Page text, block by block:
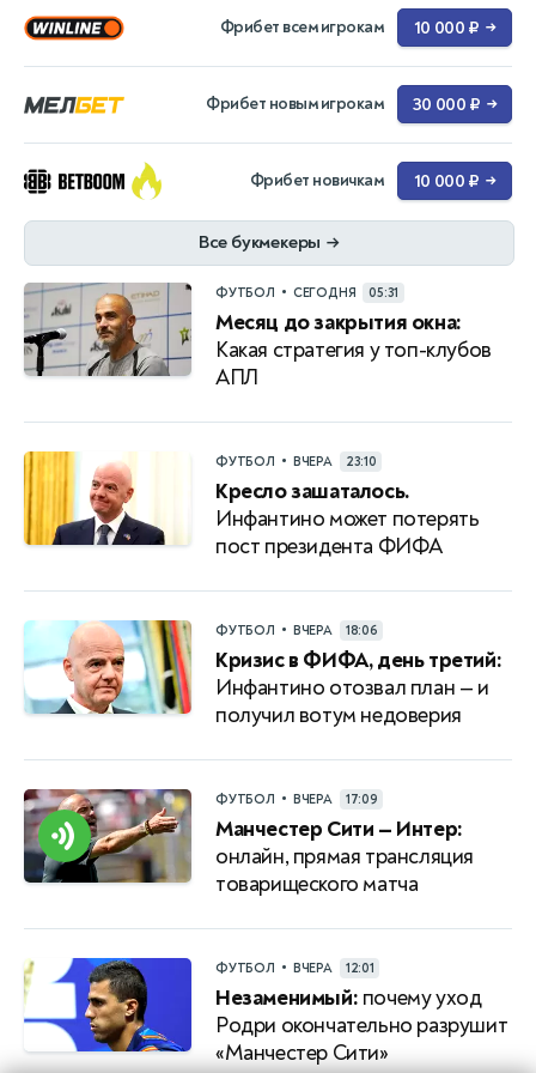
Фрибет всем игрокам 10 000 ₽ →
Фрибет новым игрокам 30 000 ₽ →
Фрибет новичкам 10 000 ₽ →
Все букмекеры →
ФУТБОЛ • СЕГОДНЯ 05:31
Месяц до закрытия окна:
Какая стратегия у топ-клубов
АПЛ
ФУТБОЛ • ВЧЕРА 23:10
Кресло зашаталось.
Инфантино может потерять
пост президента ФИФА
ФУТБОЛ • ВЧЕРА 18:06
Кризис в ФИФА, день третий:
Инфантино отозвал план — и
получил вотум недоверия
ФУТБОЛ • ВЧЕРА 17:09
Манчестер Сити — Интер:
онлайн, прямая трансляция
товарищеского матча
ФУТБОЛ • ВЧЕРА 12:01
Незаменимый: почему уход
Родри окончательно разрушит
«Манчестер Сити»